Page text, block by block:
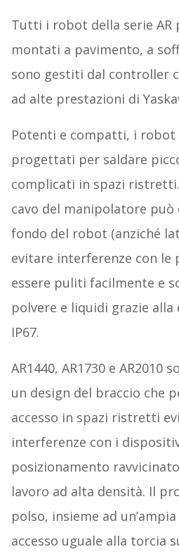
Tutti i robot della serie AR
montati a pavimento, a
sono gestiti dal controller
ad alte prestazioni di
Potenti e compatti, i robot
progettati per saldare
complicati in spazi
cavo del manipolatore può
fondo del robot (anziché
evitare interferenze con le
essere puliti facilmente e
polvere e liquidi grazie
IP67.
AR1440, AR1730 e AR2010
un design del braccio che
accesso in spazi ristretti
interferenze con i
posizionamento
lavoro ad alta densità. Il
polso, insieme ad
accesso uguale alla torcia